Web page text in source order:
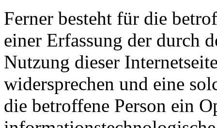
Ferner besteht für die
einer Erfassung der durch
Nutzung dieser
widersprechen und eine
die betroffene Person ein